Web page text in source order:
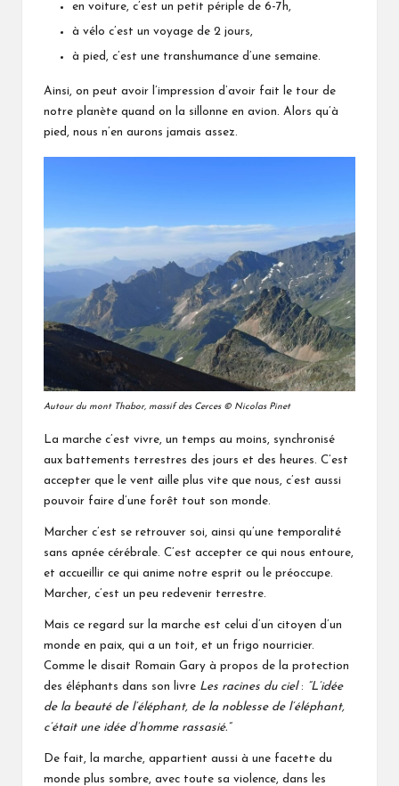
en voiture, c’est un petit périple de 6-7h,
à vélo c’est un voyage de 2 jours,
à pied, c’est une transhumance d’une semaine.
Ainsi, on peut avoir l’impression d’avoir fait le tour de
notre planète quand on la sillonne en avion. Alors qu’à
pied, nous n’en aurons jamais assez.
Autour du mont Thabor, massif des Cerces © Nicolas Pinet
La marche c’est vivre, un temps au moins, synchronisé
aux battements terrestres des jours et des heures. C’est
accepter que le vent aille plus vite que nous, c’est aussi
pouvoir faire d’une forêt tout son monde.
Marcher c’est se retrouver soi, ainsi qu’une temporalité
sans apnée cérébrale. C’est accepter ce qui nous entoure,
et accueillir ce qui anime notre esprit ou le préoccupe.
Marcher, c’est un peu redevenir terrestre.
Mais ce regard sur la marche est celui d’un citoyen d’un
monde en paix, qui a un toit, et un frigo nourricier.
Comme le disait Romain Gary à propos de la protection
des éléphants dans son livre Les racines du ciel:
“L’idée
de la beauté de l’éléphant, de la noblesse de l’éléphant,
c’était une idée d’homme rassasié.”
De fait, la marche, appartient aussi à une facette du
monde plus sombre, avec toute sa violence, dans les